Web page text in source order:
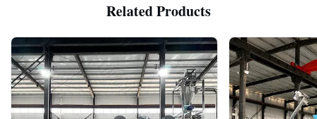
Related Products